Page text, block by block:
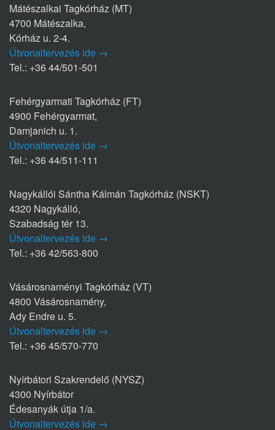
Mátészalkai Tagkórház (MT)
4700 Mátészalka,
Kórház u. 2-4.
Útvonaltervezés ide →
Tel.: +36 44/501-501
Fehérgyarmati Tagkórház (FT)
4900 Fehérgyarmat,
Damjanich u. 1.
Útvonaltervezés ide →
Tel.: +36 44/511-111
Nagykállói Sántha Kálmán Tagkórház (NSKT)
4320 Nagykálló,
Szabadság tér 13.
Útvonaltervezés ide →
Tel.: +36 42/563-800
Vásárosnaményi Tagkórház (VT)
4800 Vásárosnamény,
Ady Endre u. 5.
Útvonaltervezés ide →
Tel.: +36 45/570-770
Nyírbátori Szakrendelő (NYSZ)
4300 Nyírbátor
Édesanyák útja 1/a.
Útvonaltervezés ide →